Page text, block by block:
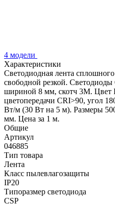
4 модели
Характеристики
Светодиодная лента
свободной резкой. Светодиоды
шириной 8 мм, скотч 3M.
цветопередачи CRI>90, угол
Вт/м (30 Вт на 5 м). Размеры
мм. Цена за 1 м.
Общие
Артикул
046885
Тип товара
Лента
Класс пылевлагозащиты
IP20
Типоразмер светодиода
CSP